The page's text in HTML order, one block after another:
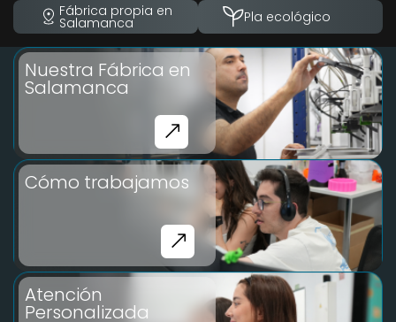
Fábrica propia en
Salamanca Pla ecológico
Nuestra Fábrica en
Salamanca
Cómo trabajamos
Atención
Personalizada